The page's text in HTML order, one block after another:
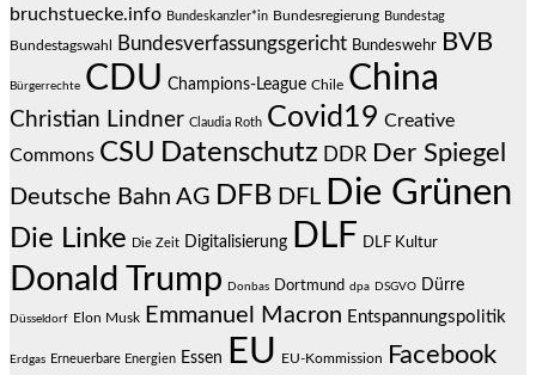
bruchstuecke.info Bundeskanzler*in Bundesregierung Bundestag
Bundestagswahl Bundesverfassungsgericht Bundeswehr BVB
Bürgerrechte CDU Champions-League Chile China
Christian Lindner Claudia Roth Covid19 Creative
Commons CSU Datenschutz DDR Der Spiegel
Deutsche Bahn AG DFB DFL Die Grünen
Die Linke Die Zeit Digitalisierung DLF DLF Kultur
Donald Trump Donbas Dortmund dpa DSGVO Dürre
Düsseldorf Elon Musk Emmanuel Macron Entspannungspolitik
Erdgas Erneuerbare Energien Essen EU EU-Kommission
Facebook